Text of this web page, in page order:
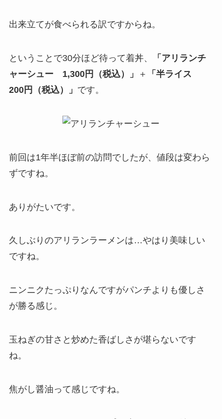
出来立てが食べられる訳ですからね。
ということで30分ほど待って着丼、
「アリランチ
ャーシュー 1,300円（税込）」
＋
「半ライス
200円（税込）」 です。
前回は1年半ほぼ前の訪問でしたが、値段は変わら
ずですね。
ありがたいです。
久しぶりのアリランラーメンは…やはり美味しい
ですね。
ニンニクたっぷりなんですがパンチよりも優しさ
が勝る感じ。
玉ねぎの甘さと炒めた香ばしさが堪らないです
ね。
焦がし醤油って感じですね。